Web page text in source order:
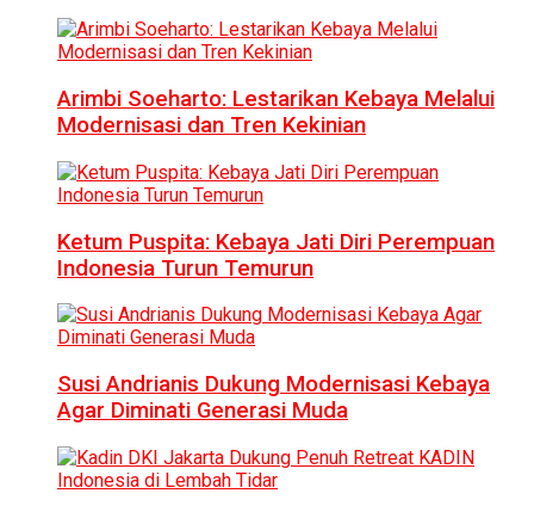
Arimbi Soeharto: Lestarikan Kebaya Melalui
Modernisasi dan Tren Kekinian
Ketum Puspita: Kebaya Jati Diri Perempuan
Indonesia Turun Temurun
Susi Andrianis Dukung Modernisasi Kebaya
Agar Diminati Generasi Muda